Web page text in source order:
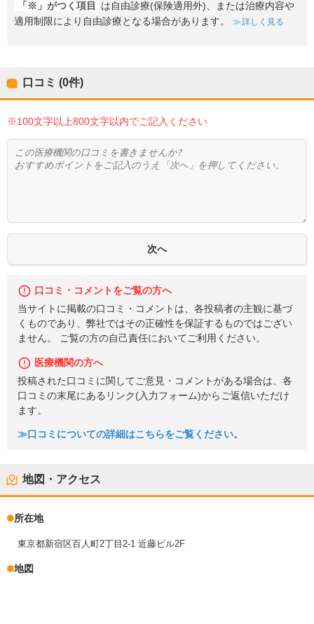
「※」がつく項目
は自由診療(保険適用外)、または治療内容や
適用制限により自由診療となる場合があります。
詳しく見る
口コミ (0件)
※100文字以上800文字以内でご記入ください
口コミ・コメントをご覧の方へ
当サイトに掲載の口コミ・コメントは、各投稿者の主観に基づ
くものであり、弊社ではその正確性を保証するものではござい
ません。 ご覧の方の自己責任においてご利用ください。
医療機関の方へ
投稿された口コミに関してご意見・コメントがある場合は、各
口コミの末尾にあるリンク(入力フォーム)からご返信いただけ
ます。
≫口コミについての詳細はこちらをご覧ください。
地図・アクセス
所在地
東京都新宿区百人町2丁目2-1 近藤ビル2F
地図